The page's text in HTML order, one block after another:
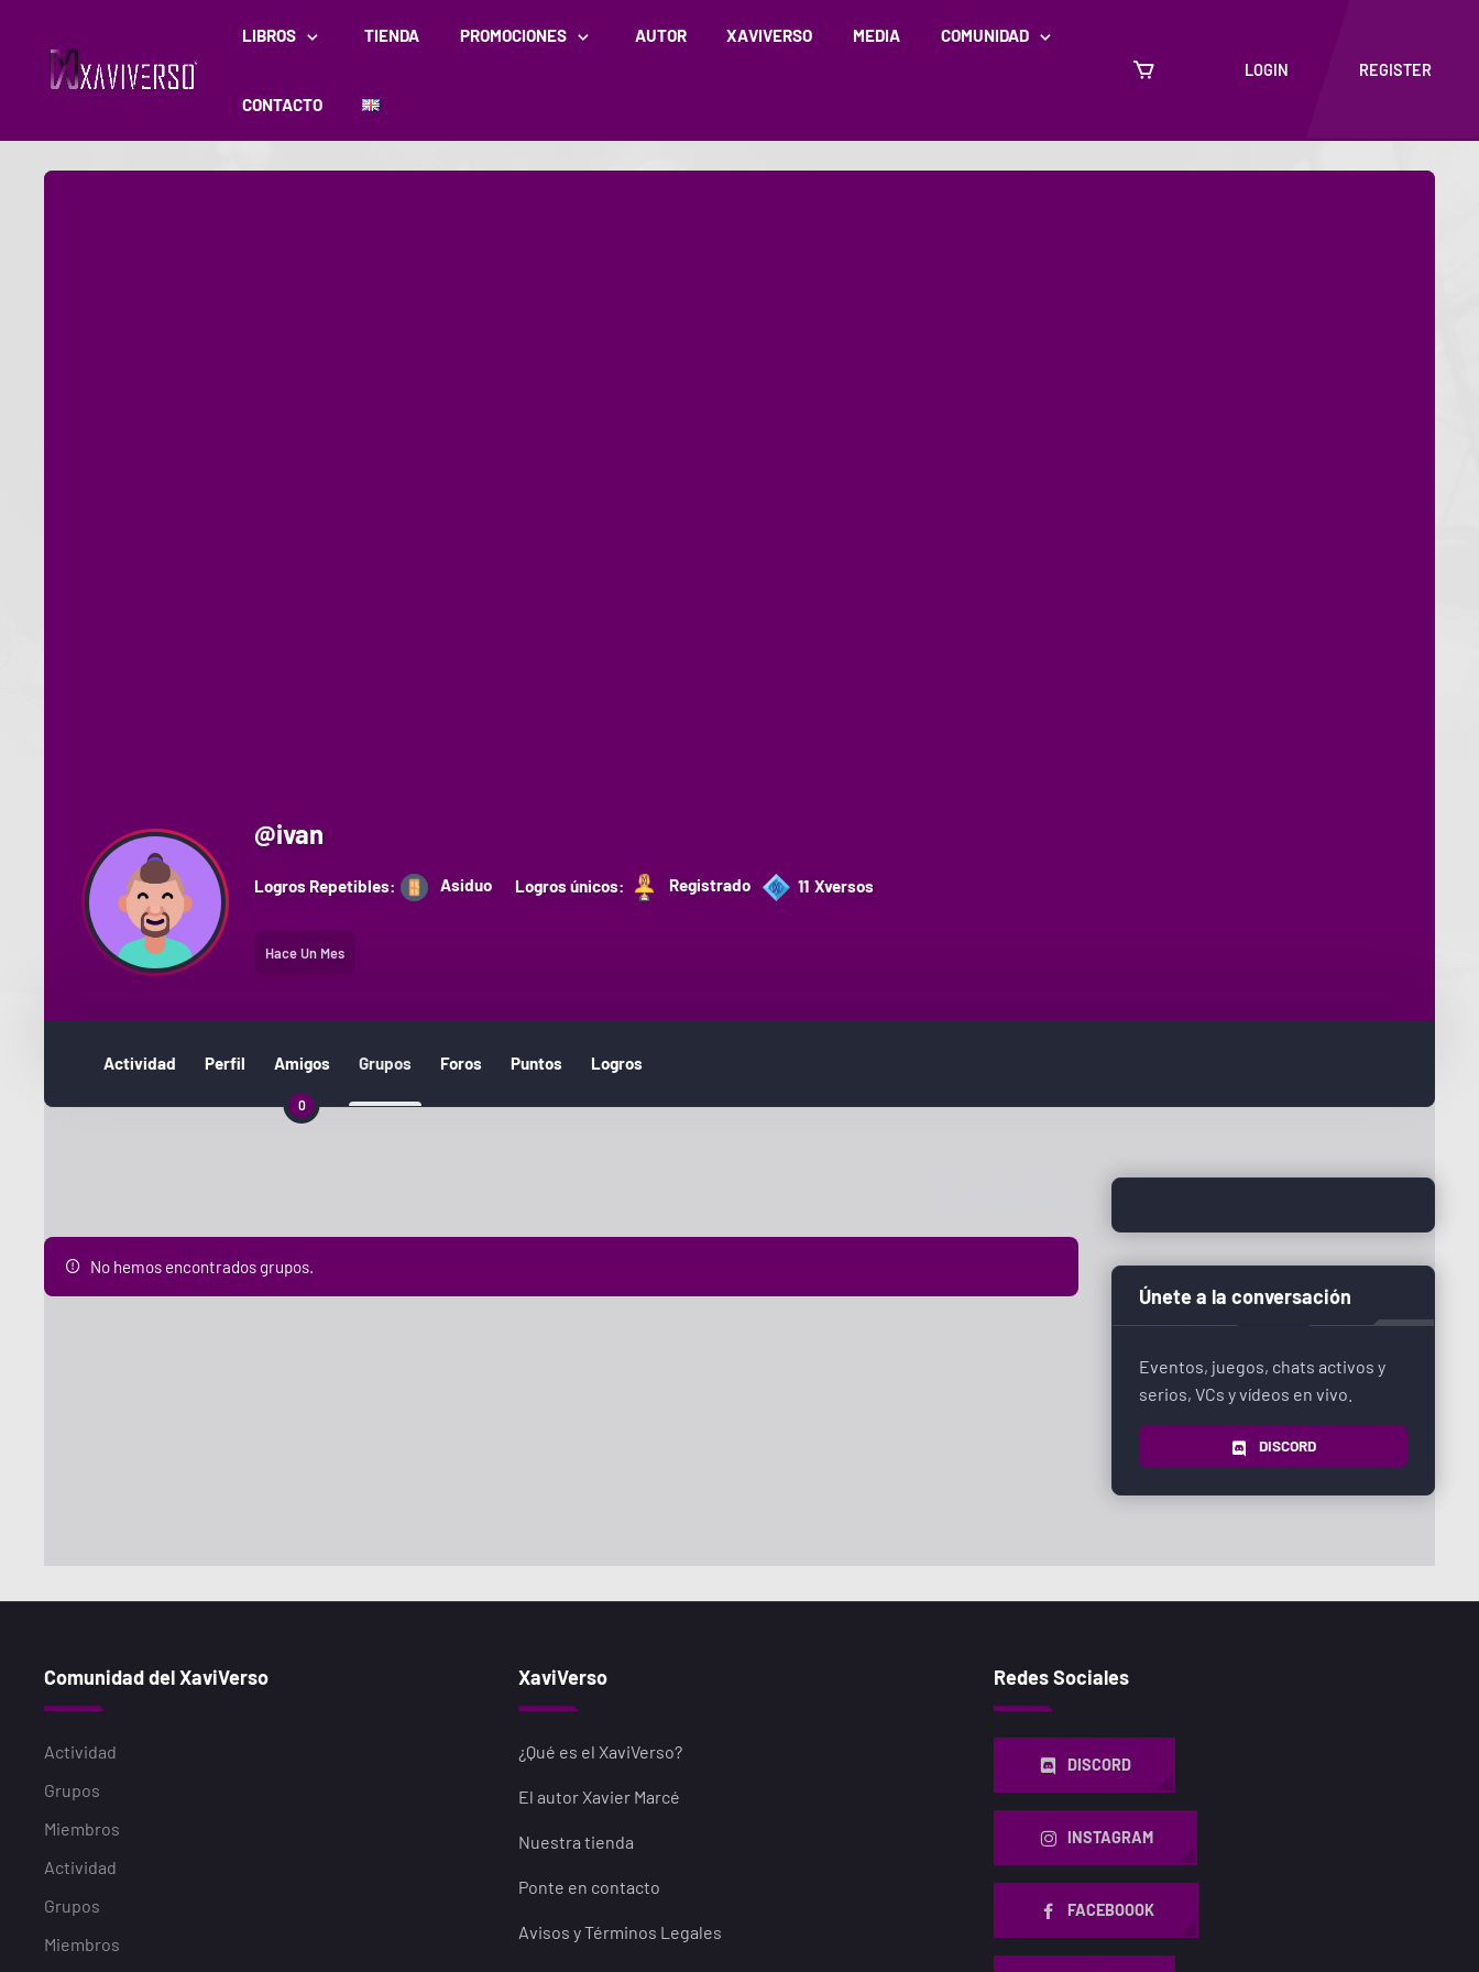
LIBROS TIENDA PROMOCIONES AUTOR XAVIVERSO MEDIA COMUNIDAD
CONTACTO
LOGIN REGISTER
@ivan
11 Xversos
Logros Repetibles: Asiduo Logros únicos: Registrado
Hace Un Mes
Actividad Perfil Amigos
0
Grupos Foros Puntos Logros
Grupos
de
No hemos encontrados grupos.
Únete a la conversación
Eventos, juegos, chats activos y
serios, VCs y vídeos en vivo.
DISCORD
Comunidad del XaviVerso
Actividad
Grupos
Miembros
Actividad
Grupos
Miembros
XaviVerso
¿Qué es el XaviVerso?
El autor Xavier Marcé
Nuestra tienda
Ponte en contacto
Avisos y Términos Legales
Redes Sociales
DISCORD
INSTAGRAM
FACEBOOOK